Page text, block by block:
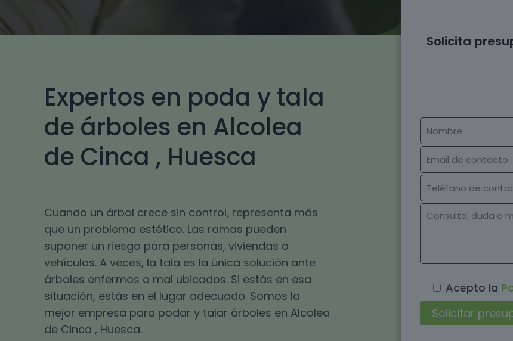
Expertos en poda y tala
de árboles en Alcolea
de Cinca , Huesca
Cuando un árbol crece sin control, representa más
que un problema estético. Las ramas pueden
suponer un riesgo para personas, viviendas o
vehículos. A veces, la tala es la única solución ante
árboles enfermos o mal ubicados. Si estás en esa
situación, estás en el lugar adecuado. Somos la
mejor empresa para podar y talar árboles en Alcolea
de Cinca , Huesca.
Solicita
Acepto la